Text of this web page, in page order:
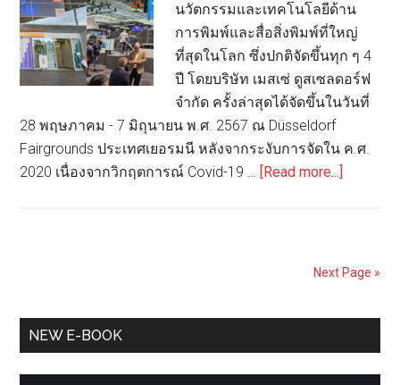
นวัตกรรมและเทคโนโลยีด้าน
การพิมพ์และสื่อสิ่งพิมพ์ที่ใหญ่
ที่สุดในโลก ซึ่งปกติจัดขึ้นทุก ๆ 4
ปี โดยบริษัท เมสเซ่ ดูสเซลดอร์ฟ
จำกัด ครั้งล่าสุดได้จัดขึ้นในวันที่
28 พฤษภาคม - 7 มิถุนายน พ.ศ. 2567 ณ Düsseldorf
Fairgrounds ประเทศเยอรมนี หลังจากระงับการจัดใน ค.ศ.
2020 เนื่องจากวิกฤตการณ์ Covid-19 …
[Read more...]
บรรจุ
จาก
Next Page »
Primary
NEW E-BOOK